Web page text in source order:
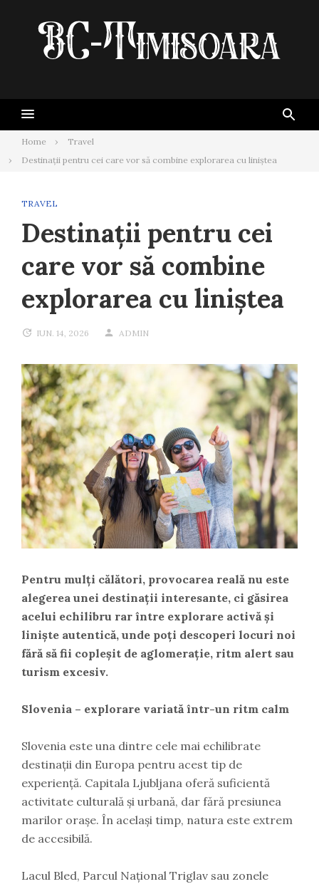
Home
Travel
Destinații pentru cei care vor să combine explorarea cu liniștea
TRAVEL
Destinații pentru cei
care vor să combine
explorarea cu liniștea
IUN. 14, 2026 ADMIN
Pentru mulți călători, provocarea reală nu este
alegerea unei destinații interesante, ci găsirea
acelui echilibru rar între explorare activă și
liniște autentică, unde poți descoperi locuri noi
fără să fii copleșit de aglomerație, ritm alert sau
turism excesiv.
Slovenia – explorare variată într-un ritm calm
Slovenia este una dintre cele mai echilibrate
destinații din Europa pentru acest tip de
experiență. Capitala Ljubljana oferă suficientă
activitate culturală și urbană, dar fără presiunea
marilor orașe. În același timp, natura este extrem
de accesibilă.
Lacul Bled, Parcul Național Triglav sau zonele